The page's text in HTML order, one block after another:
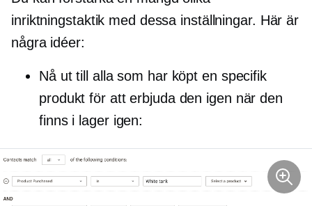
inriktningstaktik med dessa inställningar. Här är
några idéer:
Nå ut till alla som har köpt en specifik
produkt för att erbjuda den igen när den
finns i lager igen: